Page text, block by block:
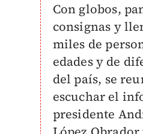
Con globos,
consignas y
miles de
edades y de
del país, se
escuchar el
presidente